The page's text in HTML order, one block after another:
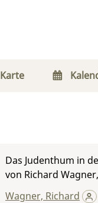
Karte
Das Judenthum in
von Richard
Wagner, Richard